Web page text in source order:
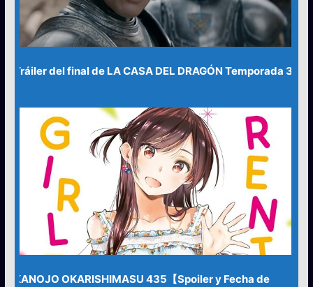
Tráiler del final de LA CASA DEL DRAGÓN Temporada 3
KANOJO OKARISHIMASU 435【Spoiler y Fecha de